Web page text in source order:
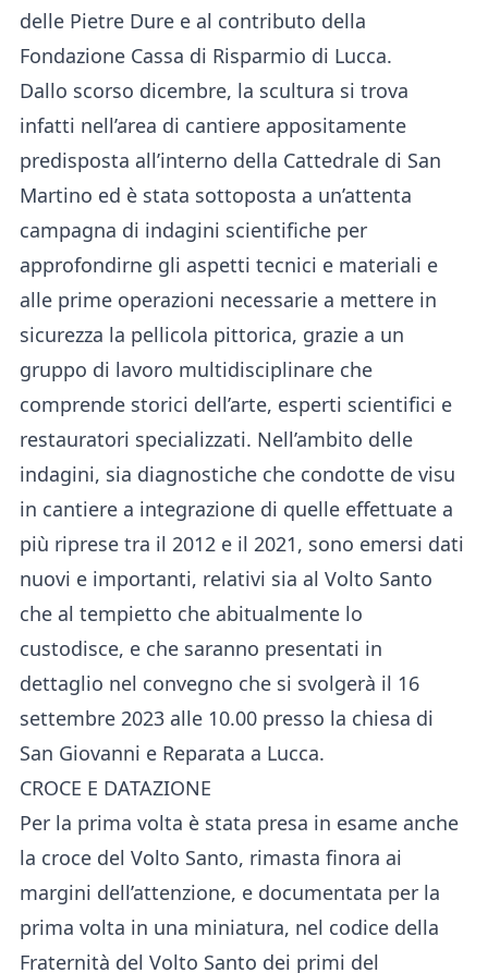
delle Pietre Dure e al contributo della
Fondazione Cassa di Risparmio di Lucca.
Dallo scorso dicembre, la scultura si trova
infatti nell’area di cantiere appositamente
predisposta all’interno della Cattedrale di San
Martino ed è stata sottoposta a un’attenta
campagna di indagini scientifiche per
approfondirne gli aspetti tecnici e materiali e
alle prime operazioni necessarie a mettere in
sicurezza la pellicola pittorica, grazie a un
gruppo di lavoro multidisciplinare che
comprende storici dell’arte, esperti scientifici e
restauratori specializzati. Nell’ambito delle
indagini, sia diagnostiche che condotte de visu
in cantiere a integrazione di quelle effettuate a
più riprese tra il 2012 e il 2021, sono emersi dati
nuovi e importanti, relativi sia al Volto Santo
che al tempietto che abitualmente lo
custodisce, e che saranno presentati in
dettaglio nel convegno che si svolgerà il 16
settembre 2023 alle 10.00 presso la chiesa di
San Giovanni e Reparata a Lucca.
CROCE E DATAZIONE
Per la prima volta è stata presa in esame anche
la croce del Volto Santo, rimasta finora ai
margini dell’attenzione, e documentata per la
prima volta in una miniatura, nel codice della
Fraternità del Volto Santo dei primi del